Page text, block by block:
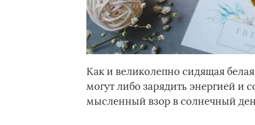
Как и великолепно сидящая
могут либо зарядить энергией и
мысленный взор в солнечный